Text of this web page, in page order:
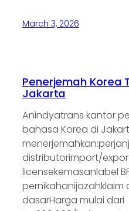
March 3, 2026
Penerjemah Korea
Jakarta
Anindyatrans kantor
bahasa Korea di
distributorimport/
licensekemasanlabel
dasarHarga mulai dari